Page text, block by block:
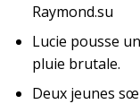
Raymond.su
Lucie pousse
pluie brutale.
Deux jeunes